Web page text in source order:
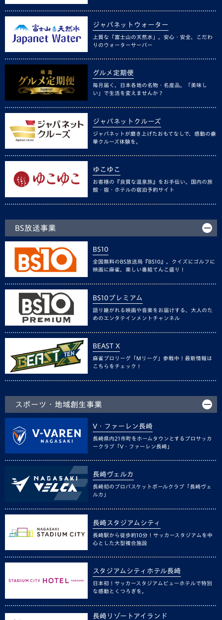
ジャパネットウォーター
上質な「富士山の天然水」。安心・安全、こだわ
りのウォーターサーバー
グルメ定期便
毎月届く、日本各地の名物・名産品。「美味し
い」で生活を変えませんか？
ジャパネットクルーズ
ジャパネットが磨き上げたおもてなしで、感動の豪
華クルーズ体験を。
ゆこゆこ
お客様の『良質な温泉旅』をお手伝い。国内の旅
館・宿・ホテルの宿泊予約サイト
BS放送事業
BS10
全国無料のBS放送局『BS10』。クイズにゴルフに
映画に麻雀、楽しい番組てんこ盛り！
BS10プレミアム
語り継がれる映画や音楽をお届けする、大人のた
めのエンタテインメントチャンネル
BEAST X
麻雀プロリーグ「Mリーグ」参戦中！最新情報は
こちらをチェック！
スポーツ・地域創生事業
V・ファーレン長崎
長崎県内21市町をホームタウンとするプロサッカ
ークラブ「V・ファーレン長崎」
長崎ヴェルカ
長崎初のプロバスケットボールクラブ「長崎ヴェ
ルカ」
長崎スタジアムシティ
長崎駅から徒歩約10分！サッカースタジアムを中
心とした大型複合施設
スタジアムシティホテル長崎
日本初！サッカースタジアムビューホテルで特別
な感動とくつろぎを。
長崎リゾートアイランド